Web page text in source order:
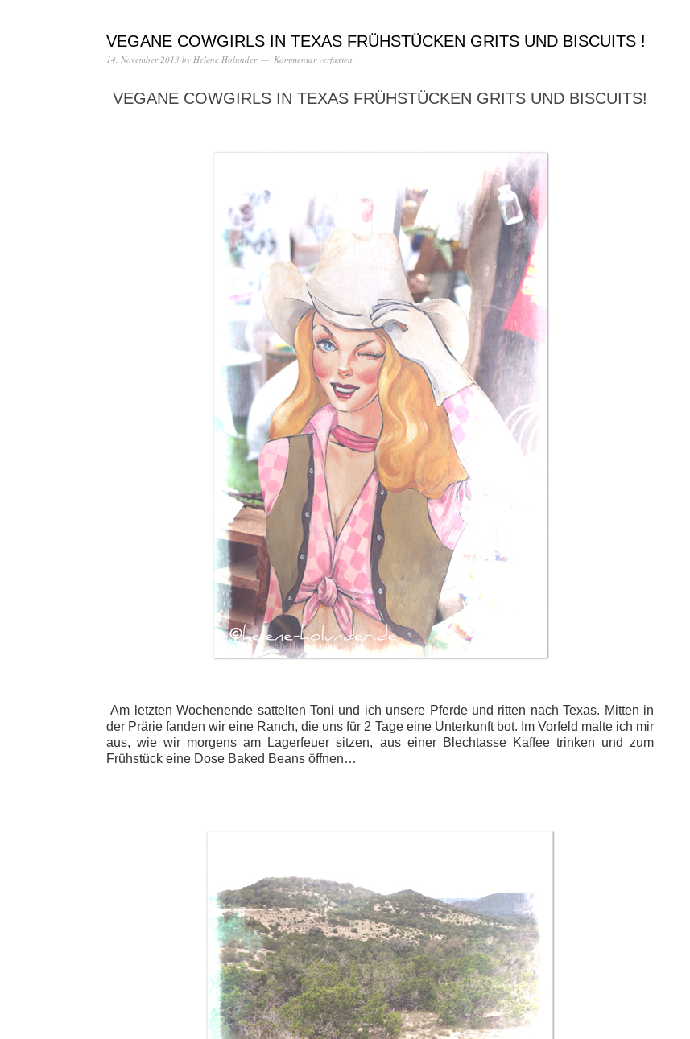
VEGANE COWGIRLS IN TEXAS FRÜHSTÜCKEN GRITS UND BISCUITS !
14. November 2013 by Helene Holunder Kommentar verfassen
VEGANE COWGIRLS IN TEXAS FRÜHSTÜCKEN GRITS UND BISCUITS!
Am letzten Wochenende sattelten Toni und ich unsere Pferde und ritten nach Texas. Mitten in
der Prärie fanden wir eine Ranch, die uns für 2 Tage eine Unterkunft bot. Im Vorfeld malte ich mir
aus, wie wir morgens am Lagerfeuer sitzen, aus einer Blechtasse Kaffee trinken und zum
Frühstück eine Dose Baked Beans öffnen…